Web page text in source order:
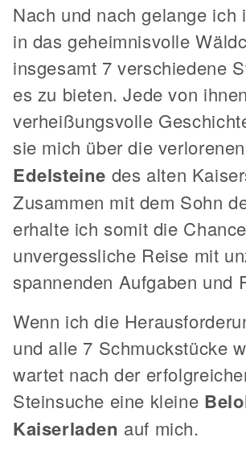
Nach und nach gelange ich
in das geheimnisvolle
insgesamt 7 verschiedene
es zu bieten. Jede von
verheißungsvolle
sie mich über die verlorenen
Edelsteine des alten
Zusammen mit dem Sohn
erhalte ich somit die
unvergessliche Reise mit
spannenden Aufgaben und
Wenn ich die
und alle 7 Schmuckstücke
wartet nach der
Steinsuche eine kleine
Kaiserladen auf mich.